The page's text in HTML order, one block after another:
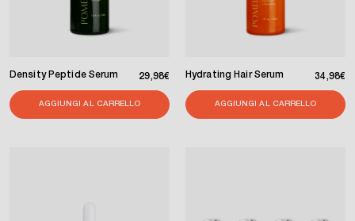
Density Peptide Serum Prezzo di listino
29,98€
AGGIUNGI AL CARRELLO
Hydrating Hair Serum 34,98€
AGGIUNGI AL CARRELLO